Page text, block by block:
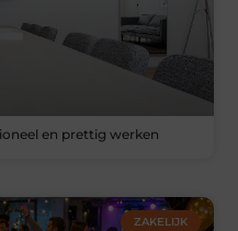
en prettig werken
ZAKELIJK